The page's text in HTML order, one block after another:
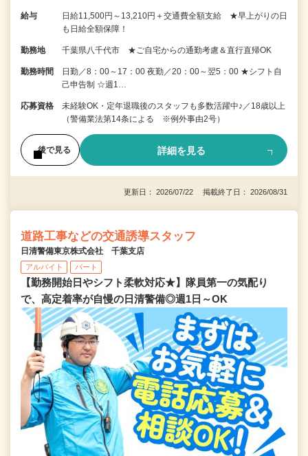
給与
日給11,500円～13,210円＋交通費全額支給 ★早上がりの日
も日給全額保障！
勤務地 千葉県八千代市 ★ご自宅からの通勤考慮＆直行直帰OK
勤務時間
日勤／8：00～17：00 夜勤／20：00～翌5：00 ★シフト自
己申告制 ☆週1…
応募資格
未経験OK・定年退職後のスタッフも多数活躍中♪／18歳以上
（警備業法第14条による ※例外事由2号）
後で見る 詳細を見る
更新日： 2026/07/22 掲載終了日： 2026/08/31
道路工事などの交通誘導スタッフ
日清警備東京株式会社 千葉支店
アルバイト パート
【勤務開始日やシフト柔軟対応★】隊員第一の気配り
で、高定着率が自慢の日清警備◎週1日～OK